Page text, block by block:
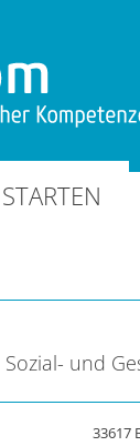
und
33617